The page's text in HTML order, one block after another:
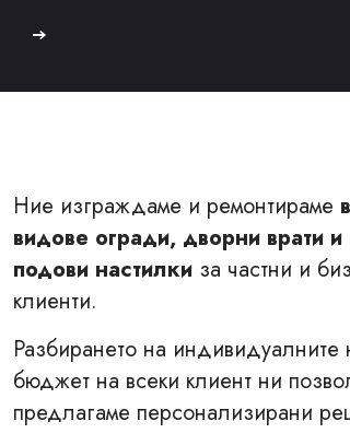
Ние изграждаме и ремонтираме
видове огради, дворни врати
подови настилкиза частни и
клиенти.
Разбирането на
бюджет на всеки клиент ни
предлагаме персонализирани